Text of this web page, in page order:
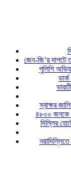
জেন-জি’র দাপটে
পুলিশি
স্বাক্ষর
৪৮০০ জনকে
দিল্লির